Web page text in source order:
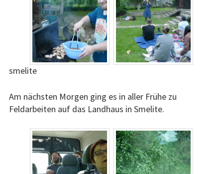
smelite
Am nächsten Morgen ging es in aller Frühe zu
Feldarbeiten auf das Landhaus in Smelite.